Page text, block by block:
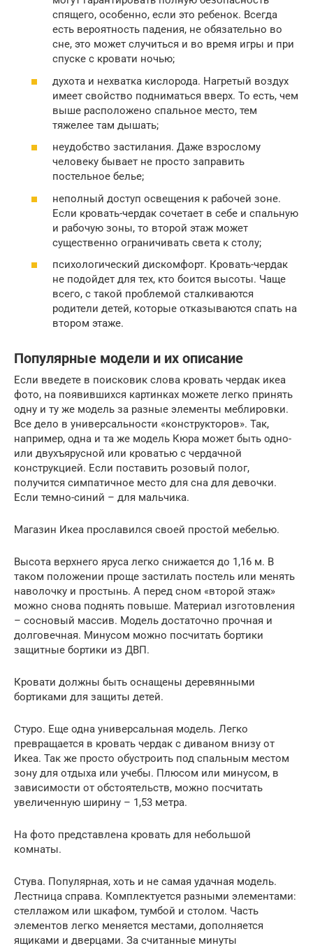
спящего, особенно, если это ребенок. Всегда
есть вероятность падения, не обязательно во
сне, это может случиться и во время игры и при
спуске с кровати ночью;
духота и нехватка кислорода. Нагретый воздух
имеет свойство подниматься вверх. То есть, чем
выше расположено спальное место, тем
тяжелее там дышать;
неудобство застилания. Даже взрослому
человеку бывает не просто заправить
постельное белье;
неполный доступ освещения к рабочей зоне.
Если кровать-чердак сочетает в себе и спальную
и рабочую зоны, то второй этаж может
существенно ограничивать света к столу;
психологический дискомфорт. Кровать-чердак
не подойдет для тех, кто боится высоты. Чаще
всего, с такой проблемой сталкиваются
родители детей, которые отказываются спать на
втором этаже.
Популярные модели и их описание
Если введете в поисковик слова кровать чердак икеа
фото, на появившихся картинках можете легко принять
одну и ту же модель за разные элементы меблировки.
Все дело в универсальности «конструкторов». Так,
например, одна и та же модель Кюра может быть одно-
или двухъярусной или кроватью с чердачной
конструкцией. Если поставить розовый полог,
получится симпатичное место для сна для девочки.
Если темно-синий – для мальчика.
Магазин Икеа прославился своей простой мебелью.
Высота верхнего яруса легко снижается до 1,16 м. В
таком положении проще застилать постель или менять
наволочку и простынь. А перед сном «второй этаж»
можно снова поднять повыше. Материал изготовления
– сосновый массив. Модель достаточно прочная и
долговечная. Минусом можно посчитать бортики
защитные бортики из ДВП.
Кровати должны быть оснащены деревянными
бортиками для защиты детей.
Стуро. Еще одна универсальная модель. Легко
превращается в кровать чердак с диваном внизу от
Икеа. Так же просто обустроить под спальным местом
зону для отдыха или учебы. Плюсом или минусом, в
зависимости от обстоятельств, можно посчитать
увеличенную ширину – 1,53 метра.
На фото представлена кровать для небольшой
комнаты.
Стува. Популярная, хоть и не самая удачная модель.
Лестница справа. Комплектуется разными элементами:
стеллажом или шкафом, тумбой и столом. Часть
элементов легко меняется местами, дополняется
ящиками и дверцами. За считанные минуты